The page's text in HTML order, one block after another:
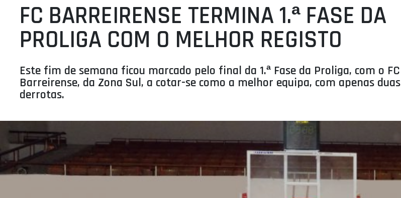
COMPETIÇÕES
ASSOCIAÇÕES
CLUBES
AGENTES
AGENDA
SELEÇÕES
ÁREA TÉCNICA
PROJETOS
FC BARREIRENSE TERMINA 1.ª FASE DA
PROLIGA COM O MELHOR REGISTO
Este fim de semana ficou marcado pelo final da 1.ª Fase da Proliga, com o FC
Barreirense, da Zona Sul, a cotar-se como a melhor equipa, com apenas duas
derrotas.